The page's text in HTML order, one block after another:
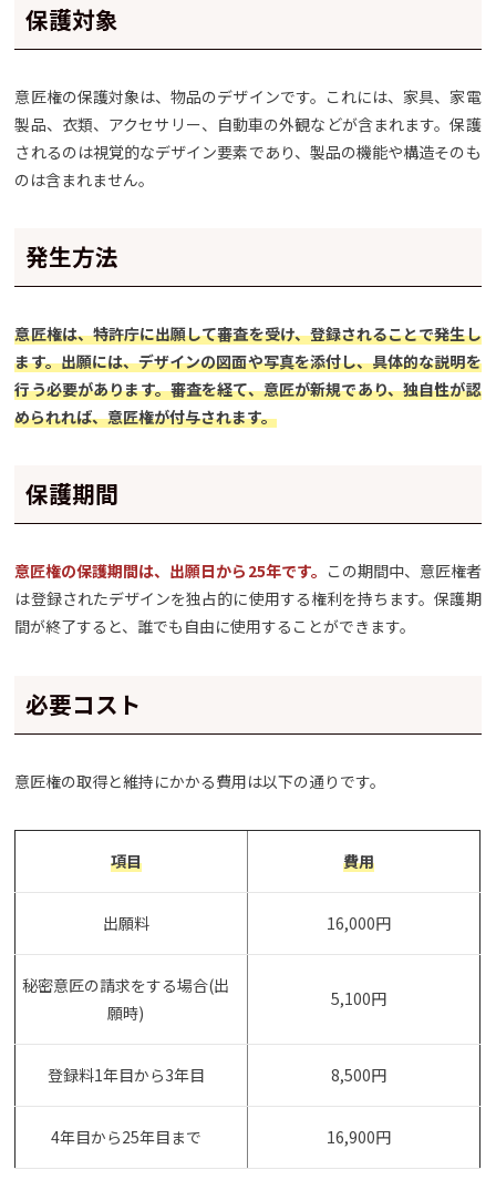
保護対象
意匠権の保護対象は、物品のデザインです。これには、家具、家電
製品、衣類、アクセサリー、自動車の外観などが含まれます。保護
されるのは視覚的なデザイン要素であり、製品の機能や構造そのも
のは含まれません。
発生方法
意匠権は、特許庁に出願して審査を受け、登録されることで発生し
ます。出願には、デザインの図面や写真を添付し、具体的な説明を
行う必要があります。審査を経て、意匠が新規であり、独自性が認
められれば、意匠権が付与されます。
保護期間
意匠権の保護期間は、出願日から25年です。 この期間中、意匠権者
は登録されたデザインを独占的に使用する権利を持ちます。保護期
間が終了すると、誰でも自由に使用することができます。
必要コスト
意匠権の取得と維持にかかる費用は以下の通りです。
項目 費用
出願料 16,000円
秘密意匠の請求をする場合(出
願時)
5,100円
登録料1年目から3年目 8,500円
4年目から25年目まで 16,900円